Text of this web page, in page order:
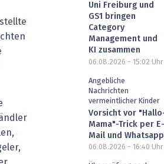
Uni Freiburg und
GS1 bringen
Category
Management und
KI zusammen
06.08.2026 - 15:02 Uhr
Angebliche
Nachrichten
vermeintlicher Kinder
Vorsicht vor
Mama"-Trick per E-
Mail und Whatsapp
06.08.2026 - 16:40 Uhr